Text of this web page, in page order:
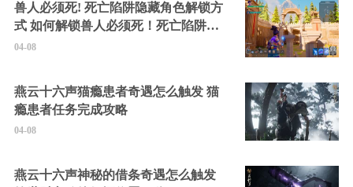
兽人必须死! 死亡陷阱隐藏角色解锁方
式 如何解锁兽人必须死！死亡陷阱中
的隐藏角色
04-08
燕云十六声猫瘾患者奇遇怎么触发 猫
瘾患者任务完成攻略
04-08
燕云十六声神秘的借条奇遇怎么触发